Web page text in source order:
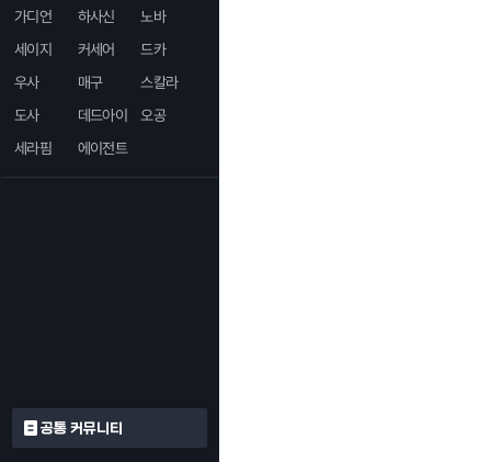
가디언
하사신
노바
세이지
커세어
드카
우사
매구
스칼라
도사
데드아이
오공
세라핌
에이전트
공통 커뮤니티